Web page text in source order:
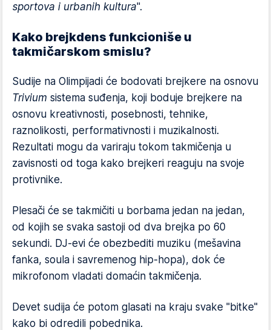
sportova i urbanih kultura".
Kako brejkdens funkcioniše u
takmičarskom smislu?
Sudije na Olimpijadi će bodovati brejkere na osnovu
Trivium sistema suđenja, koji boduje brejkere na
osnovu kreativnosti, posebnosti, tehnike,
raznolikosti, performativnosti i muzikalnosti.
Rezultati mogu da variraju tokom takmičenja u
zavisnosti od toga kako brejkeri reaguju na svoje
protivnike.
Plesači će se takmičiti u borbama jedan na jedan,
od kojih se svaka sastoji od dva brejka po 60
sekundi. DJ-evi će obezbediti muziku (mešavina
fanka, soula i savremenog hip-hopa), dok će
mikrofonom vladati domaćin takmičenja.
Devet sudija će potom glasati na kraju svake "bitke"
kako bi odredili pobednika.